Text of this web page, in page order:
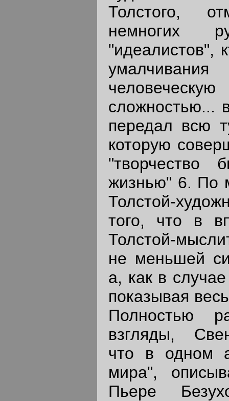
Толстого,
немногих
"идеалистов",
сложностью...
передал всю
которую
"творчество
жизнью" 6. По
Толстой-
того, что в
Толстой-
не меньшей
а, как в
показывая
Полностью
взгляды,
что в одном
мира",
Пьере